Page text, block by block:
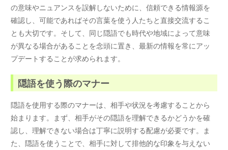
の意味やニュアンスを誤解しないために、信頼できる情報源を
確認し、可能であればその言葉を使う人たちと直接交流するこ
とも大切です。そして、同じ隠語でも時代や地域によって意味
が異なる場合があることを念頭に置き、最新の情報を常にアッ
プデートすることが求められます。
隠語を使う際のマナー
隠語を使用する際のマナーは、相手や状況を考慮することから
始まります。まず、相手がその隠語を理解できるかどうかを確
認し、理解できない場合は丁寧に説明する配慮が必要です。ま
た、隠語を使うことで、相手に対して排他的な印象を与えない